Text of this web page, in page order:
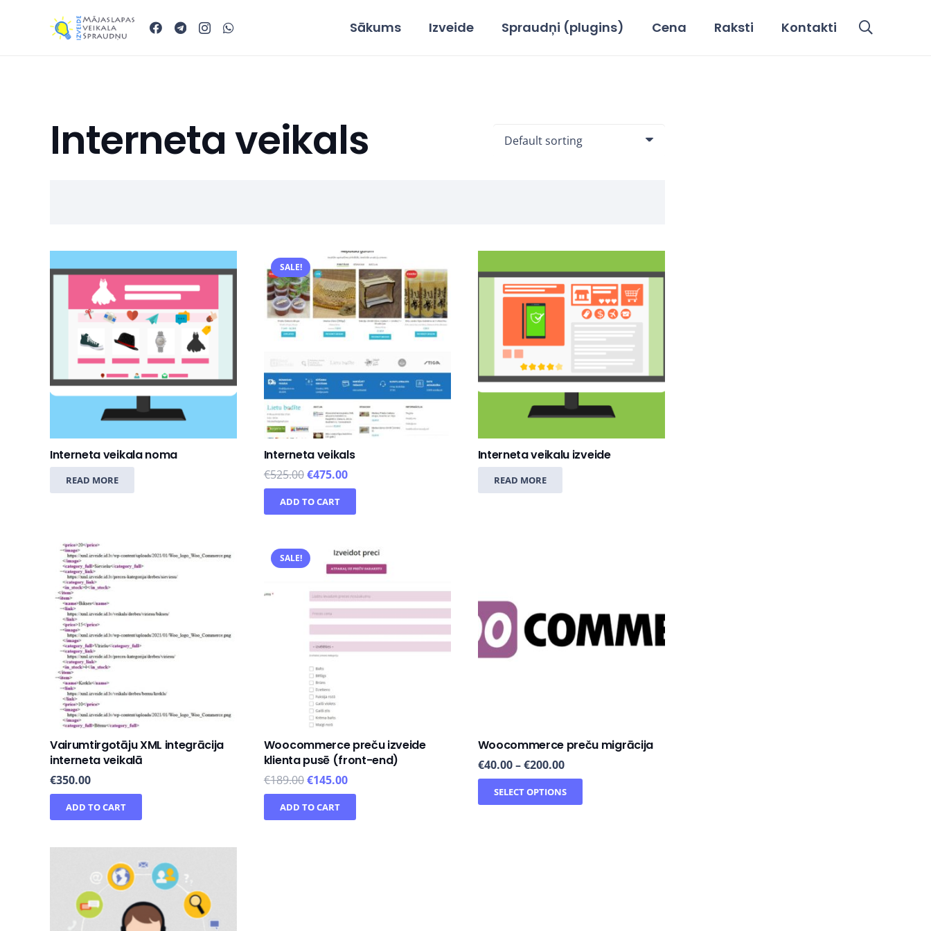
Sākums Izveide Spraudņi (plugins) Cena Raksti Kontakti
Interneta veikals
Interneta veikala noma
READ MORE
SALE!
Interneta veikals
€525.00€475.00
ADD TO CART
Interneta veikalu izveide
READ MORE
Vairumtirgotāju XML integrācija
interneta veikalā
€350.00
ADD TO CART
SALE!
Woocommerce preču izveide
klienta pusē (front-end)
€189.00€145.00
ADD TO CART
Woocommerce preču migrācija
€40.00–€200.00
SELECT OPTIONS